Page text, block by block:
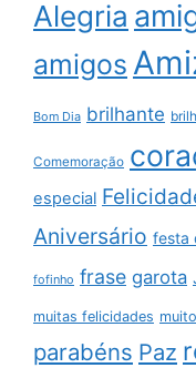
Alegria
amigos
Bom Dia brilhante
Comemoração
especial
Aniversário festa
fofinho frase garota
muitas felicidades
parabéns Paz